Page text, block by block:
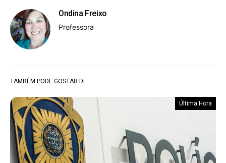
Ondina Freixo
Professora
TAMBÉM PODE GOSTAR DE
Última Hora